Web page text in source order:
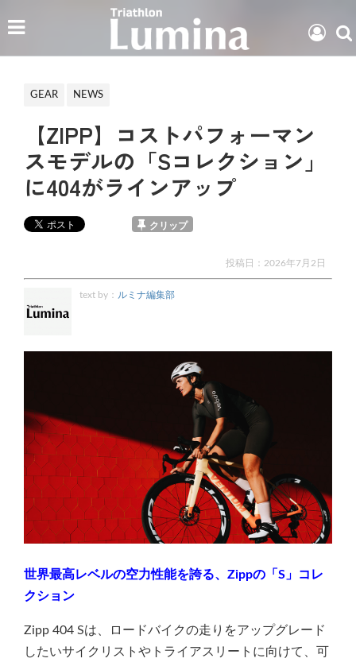
GEAR NEWS
【ZIPP】コストパフォーマン
スモデルの「Sコレクション」
に404がラインアップ
クリップ
投稿日： 2026年7月2日
text by： ルミナ編集部
世界最高レベルの空力性能を誇る、Zippの「S」コレ
クション
Zipp 404 Sは、ロードバイクの走りをアップグレード
したいサイクリストやトライアスリートに向けて、可